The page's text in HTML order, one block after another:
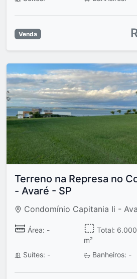
Venda
Terreno na Represa no
- Avaré - SP
Condomínio Capitania Ii -
Área: -
Total: 6.000
m²
Suítes: - Banheiros: -